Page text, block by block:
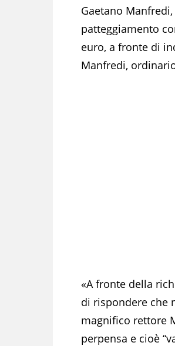
Gaetano
patteggiamento
euro, a fronte di
Manfredi,
«A fronte della
di rispondere che
magnifico rettore
perpensa e cioè